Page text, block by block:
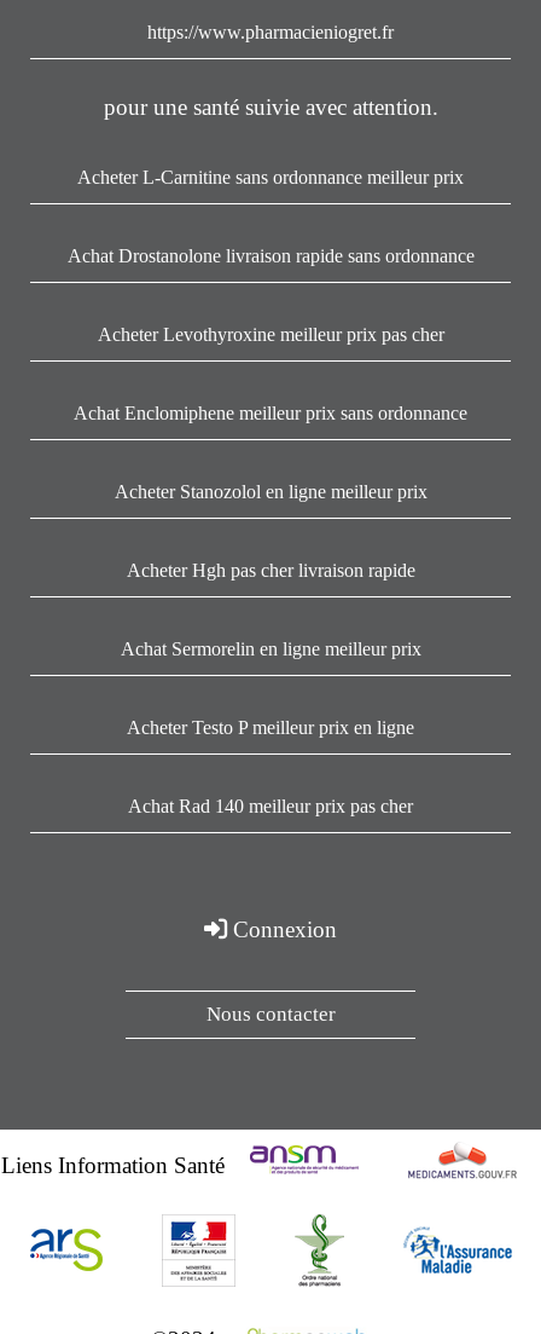
https://www.pharmacieniogret.fr
pour une santé suivie avec attention.
Acheter L-Carnitine sans ordonnance meilleur prix
Achat Drostanolone livraison rapide sans ordonnance
Acheter Levothyroxine meilleur prix pas cher
Achat Enclomiphene meilleur prix sans ordonnance
Acheter Stanozolol en ligne meilleur prix
Acheter Hgh pas cher livraison rapide
Achat Sermorelin en ligne meilleur prix
Acheter Testo P meilleur prix en ligne
Achat Rad 140 meilleur prix pas cher
Connexion
Nous contacter
Liens Information Santé